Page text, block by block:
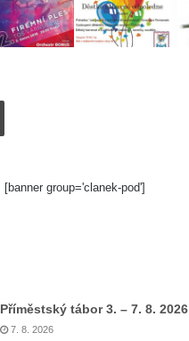
Tisknout
[banner group='clanek-pod']
Příměstský tábor 3. – 7. 8. 2026
7. 8. 2026